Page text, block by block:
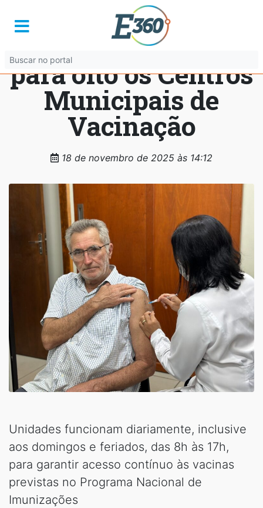
Prefeitura de
Goiânia amplia
para oito os Centros
Municipais de
Vacinação
18 de novembro de 2025 às 14:12
Unidades funcionam diariamente, inclusive
aos domingos e feriados, das 8h às 17h,
para garantir acesso contínuo às vacinas
previstas no Programa Nacional de
Imunizações